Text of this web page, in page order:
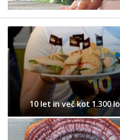
10 let in več kot 1.300